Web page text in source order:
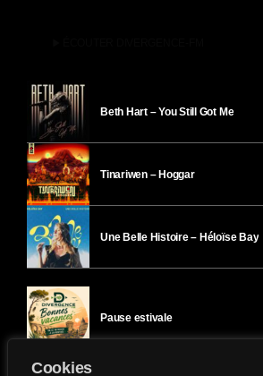
Cookies
Beth Hart – You Still Got Me
Tinariwen – Hoggar
Une Belle Histoire – Héloïse Bay
Pause estivale